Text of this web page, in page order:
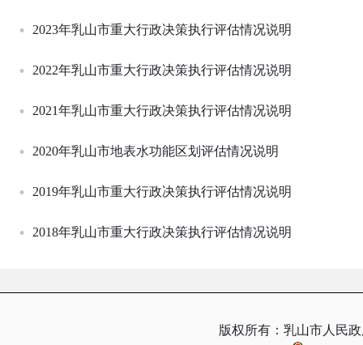
2023年乳山市重大行政决策执行评估情况说明
2022年乳山市重大行政决策执行评估情况说明
2021年乳山市重大行政决策执行评估情况说明
2020年乳山市地表水功能区划评估情况说明
2019年乳山市重大行政决策执行评估情况说明
2018年乳山市重大行政决策执行评估情况说明
版权所有：乳山市人民